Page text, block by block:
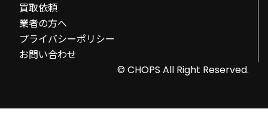
買取依頼
業者の方へ
プライバシーポリシー
お問い合わせ
© CHOPS All Right Reserved.